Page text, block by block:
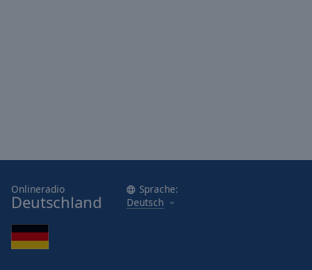
Onlineradio
Deutschland
Sprache:
Deutsch